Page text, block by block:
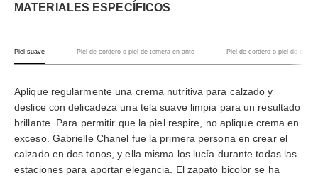
MATERIALES ESPECÍFICOS
Piel suave Piel de cordero o piel de ternera en ante Piel de cordero o piel de
Piel suave
Aplique regularmente una crema nutritiva para calzado y
deslice con delicadeza una tela suave limpia para un resultado
brillante. Para permitir que la piel respire, no aplique crema en
exceso. Gabrielle Chanel fue la primera persona en crear el
calzado en dos tonos, y ella misma los lucía durante todas las
estaciones para aportar elegancia. El zapato bicolor se ha